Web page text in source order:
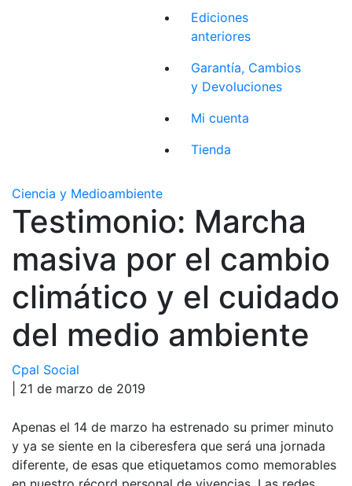
Ediciones
anteriores
Garantía, Cambios
y Devoluciones
Mi cuenta
Tienda
Ciencia y Medioambiente
Testimonio: Marcha
masiva por el cambio
climático y el cuidado
del medio ambiente
Cpal Social
| 21 de marzo de 2019
Apenas el 14 de marzo ha estrenado su primer minuto
y ya se siente en la ciberesfera que será una jornada
diferente, de esas que etiquetamos como memorables